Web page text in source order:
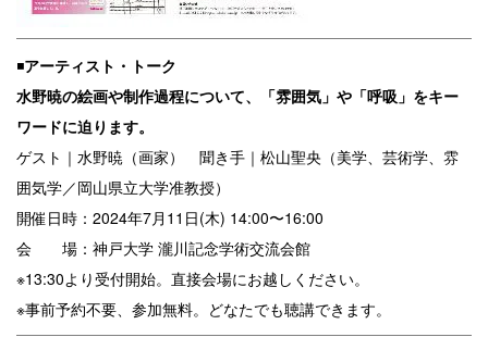
◾️アーティスト・トーク
水野暁の絵画や制作過程について、「雰囲気」や「呼吸」をキー
ワードに迫ります。
ゲスト｜水野暁（画家） 聞き手｜松山聖央（美学、芸術学、雰
囲気学／岡山県立大学准教授）
開催日時：2024年7月11日(木) 14:00〜16:00
会 場：神戸大学 瀧川記念学術交流会館
※13:30より受付開始。直接会場にお越しください。
※事前予約不要、参加無料。どなたでも聴講できます。